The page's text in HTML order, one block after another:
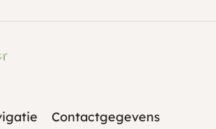
Contactgegevens